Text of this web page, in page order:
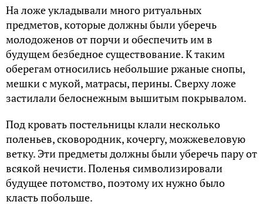
На ложе укладывали много ритуальных
предметов, которые должны были уберечь
молодоженов от порчи и обеспечить им в
будущем безбедное существование. К таким
оберегам относились небольшие ржаные снопы,
мешки с мукой, матрасы, перины. Сверху ложе
застилали белоснежным вышитым покрывалом.
Под кровать постельницы клали несколько
поленьев, сковородник, кочергу, можжевеловую
ветку. Эти предметы должны были уберечь пару от
всякой нечисти. Поленья символизировали
будущее потомство, поэтому их нужно было
класть побольше.